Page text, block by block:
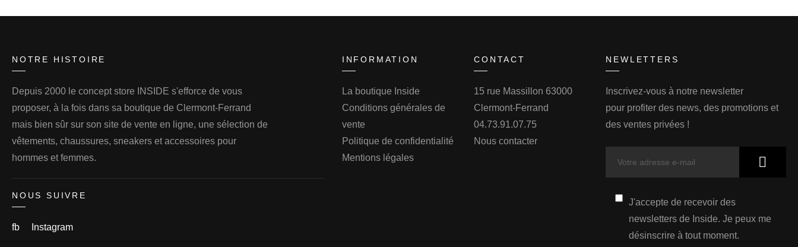
NOTRE HISTOIRE
Depuis 2000 le concept store INSIDE s'efforce de vous
proposer, à la fois dans sa boutique de Clermont-Ferrand
mais bien sûr sur son site de vente en ligne, une sélection de
vêtements, chaussures, sneakers et accessoires pour
hommes et femmes.
NOUS SUIVRE
fb Instagram
INFORMATION
La boutique Inside
Conditions générales de
vente
Politique de confidentialité
Mentions légales
CONTACT
15 rue Massillon 63000
Clermont-Ferrand
04.73.91.07.75
Nous contacter
NEWLETTERS
Inscrivez-vous à notre newsletter
pour profiter des news, des promotions et
des ventes privées !
J'accepte de recevoir des
newsletters de Inside. Je peux me
désinscrire à tout moment.